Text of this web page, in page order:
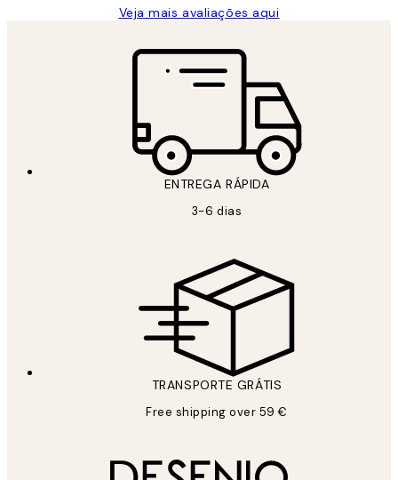
Veja mais avaliações aqui
ENTREGA RÁPIDA
3-6 dias
TRANSPORTE GRÁTIS
Free shipping over 59 €